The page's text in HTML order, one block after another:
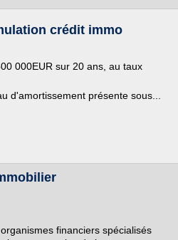
crédit immo
000EUR sur 20 ans, au taux
d'amortissement présente sous...
financiers spécialisés